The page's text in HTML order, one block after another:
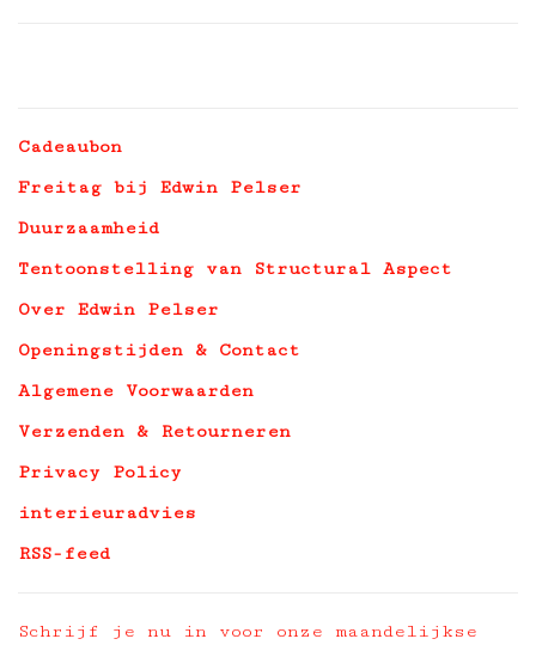
Cadeaubon
Freitag bij Edwin Pelser
Duurzaamheid
Tentoonstelling van Structural Aspect
Over Edwin Pelser
Openingstijden & Contact
Algemene Voorwaarden
Verzenden & Retourneren
Privacy Policy
interieuradvies
RSS-feed
Schrijf je nu in voor onze maandelijkse